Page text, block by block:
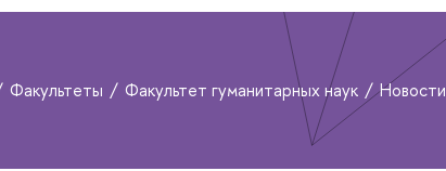
Факультеты Факультет гуманитарных наук Новости